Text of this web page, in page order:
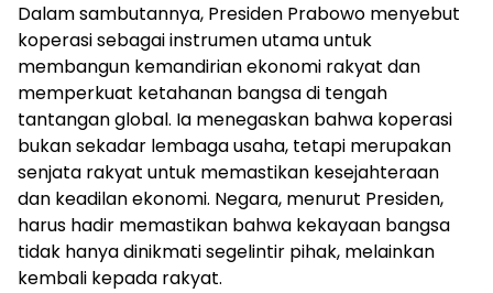
Dalam sambutannya, Presiden Prabowo menyebut
koperasi sebagai instrumen utama untuk
membangun kemandirian ekonomi rakyat dan
memperkuat ketahanan bangsa di tengah
tantangan global. Ia menegaskan bahwa koperasi
bukan sekadar lembaga usaha, tetapi merupakan
senjata rakyat untuk memastikan kesejahteraan
dan keadilan ekonomi. Negara, menurut Presiden,
harus hadir memastikan bahwa kekayaan bangsa
tidak hanya dinikmati segelintir pihak, melainkan
kembali kepada rakyat.